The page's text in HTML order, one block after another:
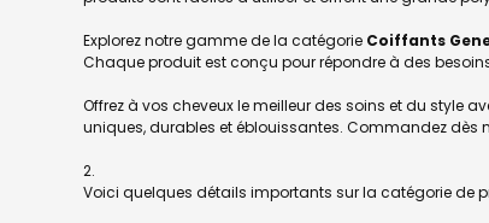
Explorez notre gamme de la catégorie Coiffants
Chaque produit est conçu pour répondre à des
Offrez à vos cheveux le meilleur des soins et du style
uniques, durables et éblouissantes. Commandez dès
Voici quelques détails importants sur la catégorie de